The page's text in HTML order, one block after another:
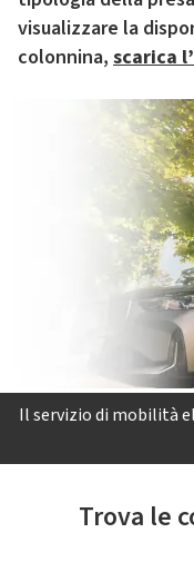
visualizzare la
colonnina, scarica
Il servizio di mobilità
Trova le